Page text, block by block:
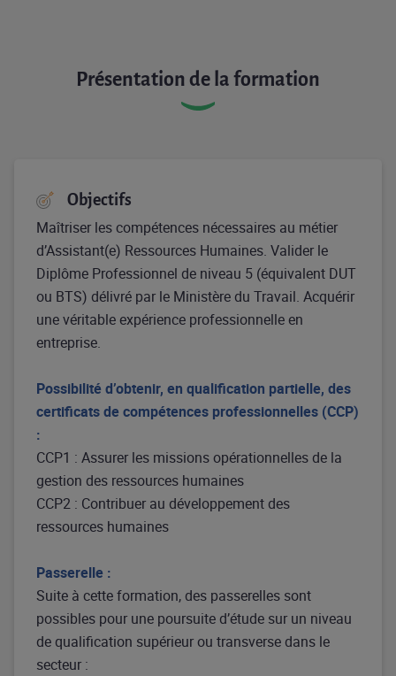
Présentation de la formation
Objectifs
Maîtriser les compétences nécessaires au métier
d’Assistant(e) Ressources Humaines. Valider le
Diplôme Professionnel de niveau 5 (équivalent DUT
ou BTS) délivré par le Ministère du Travail. Acquérir
une véritable expérience professionnelle en
entreprise.
Possibilité d’obtenir, en qualification partielle, des
certificats de compétences professionnelles (CCP)
:
CCP1 : Assurer les missions opérationnelles de la
gestion des ressources humaines
CCP2 : Contribuer au développement des
ressources humaines
Passerelle :
Suite à cette formation, des passerelles sont
possibles pour une poursuite d’étude sur un niveau
de qualification supérieur ou transverse dans le
secteur :